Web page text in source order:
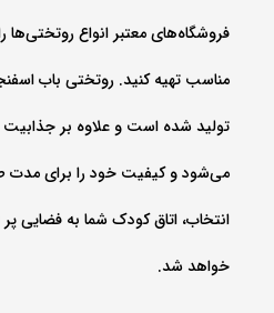
فروشگاه‌های معتبر انواع
مناسب تهیه کنید. روتختی باب
تولید شده است و علاوه بر
می‌شود و کیفیت خود را برای مدت
انتخاب، اتاق کودک شما به فضایی
خواهد شد.